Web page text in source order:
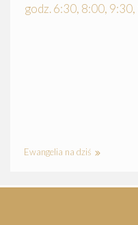
godz. 6:30, 8:00,
Ewangelia na dziś